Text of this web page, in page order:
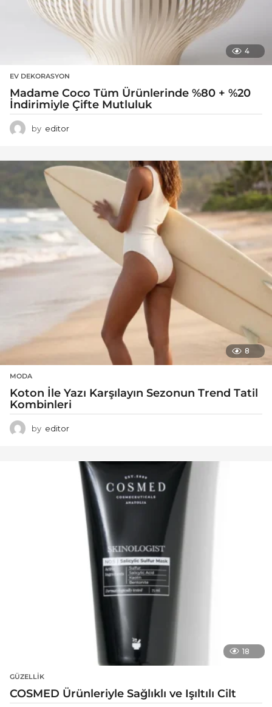
4
EV DEKORASYON
Madame Coco Tüm Ürünlerinde %80 + %20
İndirimiyle Çifte Mutluluk
by editor
8
MODA
Koton İle Yazı Karşılayın Sezonun Trend Tatil
Kombinleri
by editor
18
GÜZELLIK
COSMED Ürünleriyle Sağlıklı ve Işıltılı Cilt